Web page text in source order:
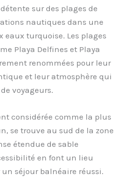
sur des plages de
nautiques dans une
eaux turquoise. Les plages
Playa Delfines et Playa
renommées pour leur
et leur atmosphère qui
voyageurs.
considérée comme la plus
se trouve au sud de la zone
étendue de sable
en font un lieu
séjour balnéaire réussi.